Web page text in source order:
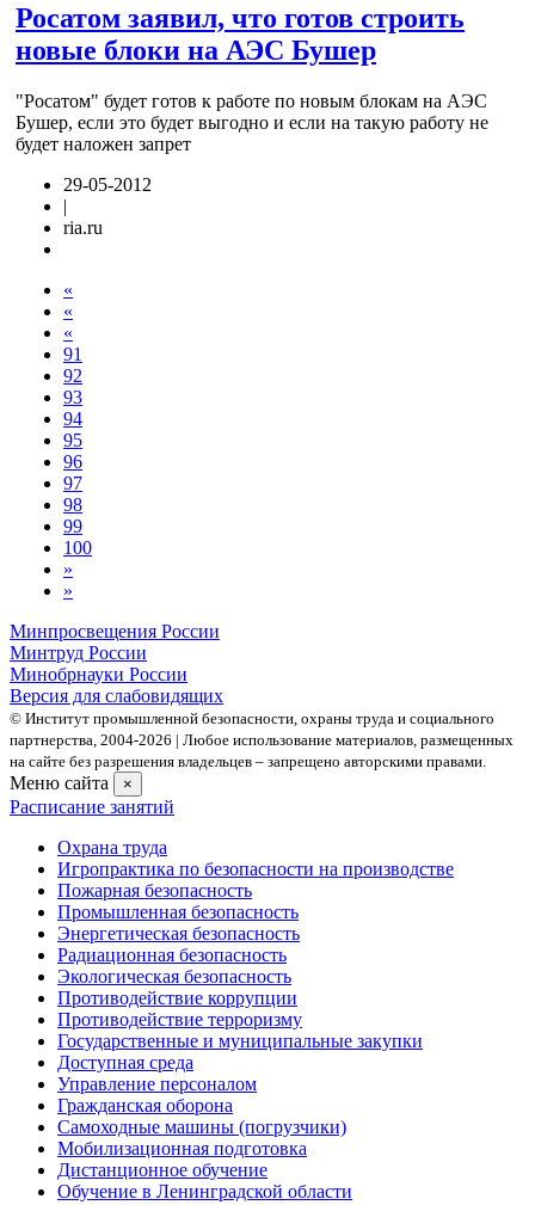
Росатом заявил, что готов строить
новые блоки на АЭС Бушер
"Росатом" будет готов к работе по новым блокам на АЭС
Бушер, если это будет выгодно и если на такую работу не
будет наложен запрет
29-05-2012
|
ria.ru
«
«
«
91
92
93
94
95
96
97
98
99
100
»
»
Минпросвещения России
Минтруд России
Минобрнауки России
Версия для слабовидящих
© Институт промышленной безопасности, охраны труда и социального
партнерства, 2004- 2026 | Любое использование материалов, размещенных
на сайте без разрешения владельцев – запрещено авторскими правами.
Меню сайта ×
Расписание занятий
Охрана труда
Игропрактика по безопасности на производстве
Пожарная безопасность
Промышленная безопасность
Энергетическая безопасность
Радиационная безопасность
Экологическая безопасность
Противодействие коррупции
Противодействие терроризму
Государственные и муниципальные закупки
Доступная среда
Управление персоналом
Гражданская оборона
Самоходные машины (погрузчики)
Мобилизационная подготовка
Дистанционное обучение
Обучение в Ленинградской области